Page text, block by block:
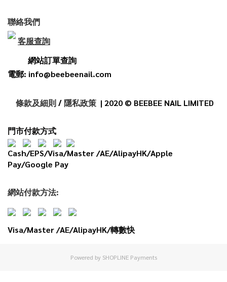
聯絡我們
客服查詢
網站訂單查詢
電郵: info@beebeenail.com
條款及細則/隱私政策 | 2020 © BEEBEE NAIL LIMITED
門市付款方式
Cash/EPS/Visa/Master /AE/AlipayHK/Apple
Pay/Google Pay
網站付款方法:
Visa/Master /AE/AlipayHK/轉數快
Powered by SHOPLINE Payments